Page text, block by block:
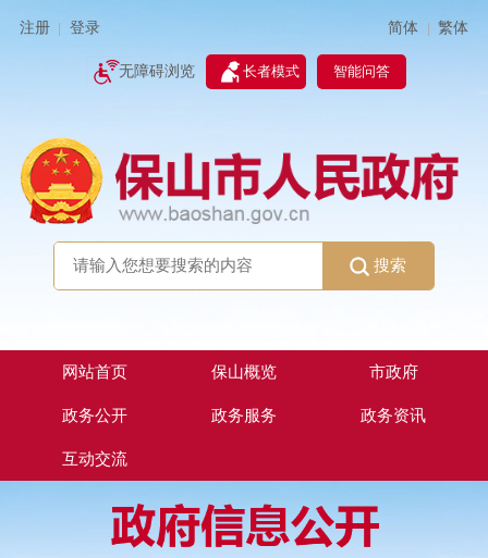
注册 登录 简体 | 繁体
无障碍浏览 长者模式 智能问答
搜索
网站首页 保山概览 市政府
政务公开 政务服务 政务资讯
互动交流